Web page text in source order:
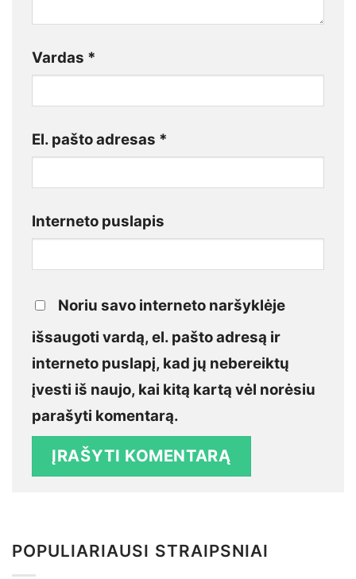
Vardas *
El. pašto adresas *
Interneto puslapis
Noriu savo interneto naršyklėje
išsaugoti vardą, el. pašto adresą ir
interneto puslapį, kad jų nebereiktų
įvesti iš naujo, kai kitą kartą vėl norėsiu
parašyti komentarą.
POPULIARIAUSI STRAIPSNIAI